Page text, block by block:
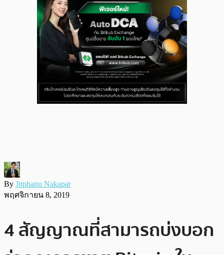
By Jitphanu Nakapat
พฤศจิกายน 8, 2019
4 สัญญาณที่สามารถบ่งบอก